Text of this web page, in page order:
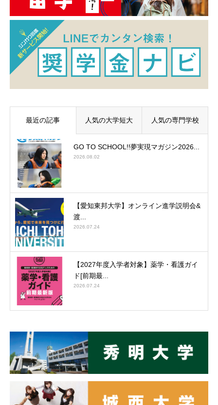
最近の記事 人気の大学短大 人気の専門学校
GO TO SCHOOL!!夢実現マガジン2026...
2026.08.02
【愛知東邦大学】オンライン進学説明会&
渡...
2026.07.24
【2027年度入学者対象】薬学・看護ガイ
ド[前期最...
2026.07.24